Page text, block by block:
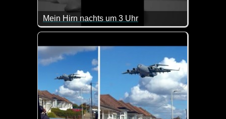
Mein Hirn nachts um 3 Uhr
Das kommt doch sehr gut hin ;-)